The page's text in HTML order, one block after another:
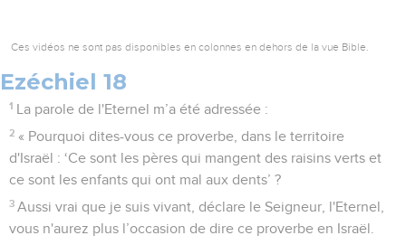
Ces vidéos ne sont pas disponibles en colonnes en dehors de la vue Bible.
Ezéchiel 18
1 La parole de l'Eternel m’a été adressée :
2 « Pourquoi dites-vous ce proverbe, dans le territoire
d'Israël : ‘Ce sont les pères qui mangent des raisins verts et
ce sont les enfants qui ont mal aux dents’ ?
3 Aussi vrai que je suis vivant, déclare le Seigneur, l'Eternel,
vous n'aurez plus l’occasion de dire ce proverbe en Israël.